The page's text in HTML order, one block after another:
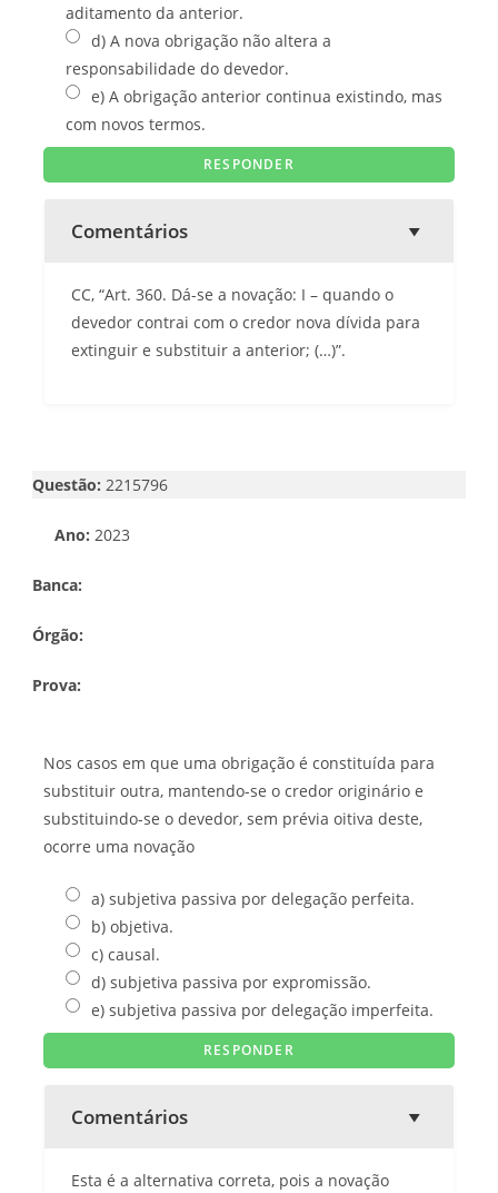
aditamento da anterior.
d) A nova obrigação não altera a
responsabilidade do devedor.
e) A obrigação anterior continua existindo, mas
com novos termos.
Comentários
CC, “Art. 360. Dá-se a novação: I – quando o
devedor contrai com o credor nova dívida para
extinguir e substituir a anterior; (…)”.
Questão: 2215796
Ano: 2023
Banca:
Órgão:
Prova:
Nos casos em que uma obrigação é constituída para
substituir outra, mantendo-se o credor originário e
substituindo-se o devedor, sem prévia oitiva deste,
ocorre uma novação
a) subjetiva passiva por delegação perfeita.
b) objetiva.
c) causal.
d) subjetiva passiva por expromissão.
e) subjetiva passiva por delegação imperfeita.
Comentários
Esta é a alternativa correta, pois a novação